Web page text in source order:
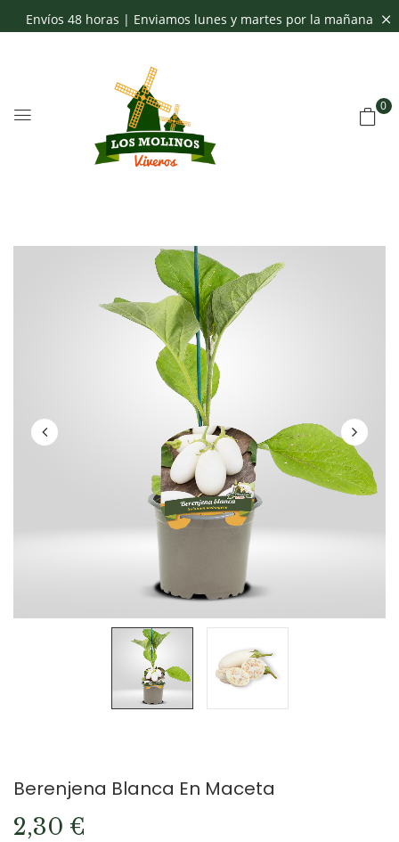
Envíos 48 horas | Enviamos lunes y martes por la mañana
0
Berenjena Blanca En Maceta
2,30 €